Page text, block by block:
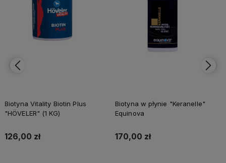
Biotyna w płynie "Keranelle"
Equinova
170,00 zł
DERBY® BRONCHO-IMMUN (1
L)
182,00 zł